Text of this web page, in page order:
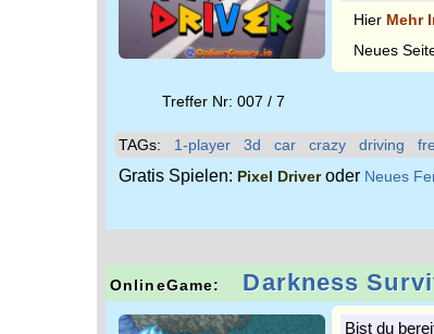
Treffer Nr: 007 / 7
Hier Mehr
Neues
TAGs: 1-player 3d car crazy driving
Gratis Spielen: Pixel Driveroder Neues
OnlineGame: Darkness
Bist du